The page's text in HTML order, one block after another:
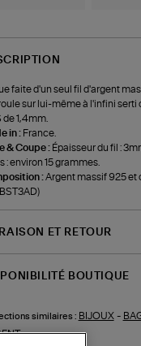
faite d'un seul fil d'argent
sur lui-même à l'infini
de 1,4mm.
in : France.
& Coupe : Épaisseur du fil :
: environ 15 grammes.
:Argent massif 925 et
ET RETOUR
BOUTIQUE
similaires : BIJOUX-